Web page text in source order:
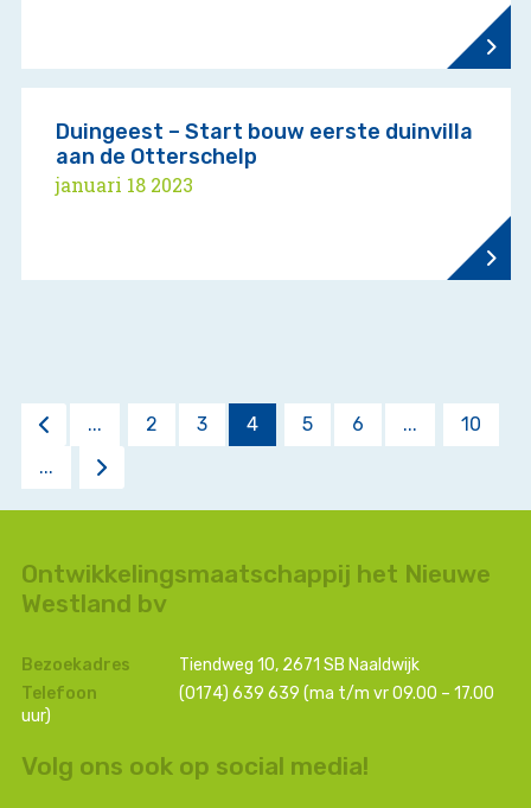
Duingeest – Start bouw eerste duinvilla
aan de Otterschelp
januari 18 2023
< ... 2 3 4 5 6 ...
10
...
>
Ontwikkelingsmaatschappij het Nieuwe
Westland bv
Bezoekadres
Tiendweg 10, 2671 SB Naaldwijk
Telefoon
(0174) 639 639 (ma t/m vr 09.00 – 17.00
uur)
Volg ons ook op social media!